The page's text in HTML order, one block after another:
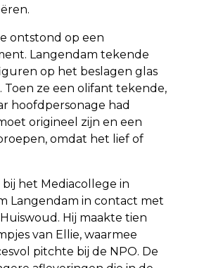
ontstond op een
Langendam tekende
op het beslagen glas
Toen ze een olifant tekende,
hoofdpersonage had
origineel zijn en een
omdat het lief of
het Mediacollege in
Langendam in contact met
Hij maakte tien
van Ellie, waarmee
pitchte bij de NPO. De